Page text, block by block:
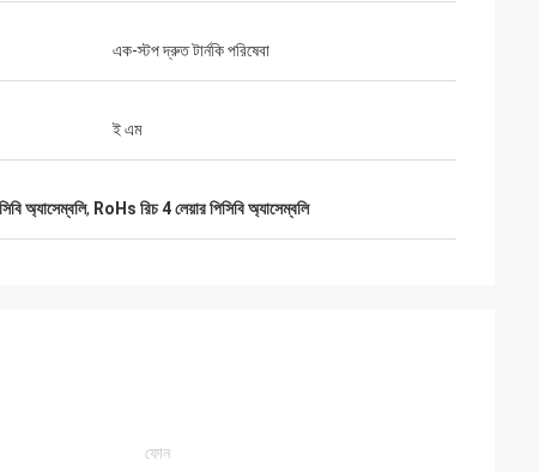
এক-স্টপ দ্রুত টার্নকি পরিষেবা
ই এম
অ্যাসেম্বলি, RoHs রিচ 4 লেয়ার পিসিবি অ্যাসেম্বলি